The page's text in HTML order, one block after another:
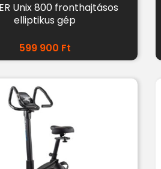
Unix 800 fronthajtásos
elliptikus gép
599 900 Ft